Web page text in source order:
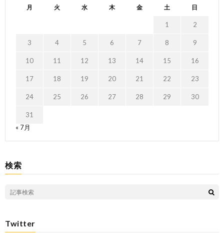
月 火 水 木 金 土 日
1 2
3 4 5 6 7 8 9
10 11 12 13 14 15 16
17 18 19 20 21 22 23
24 25 26 27 28 29 30
31
« 7月
検索
Twitter